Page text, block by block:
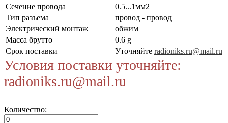
Сечение провода
0.5...1мм2
Тип разъема
провод - провод
Электрический монтаж
обжим
Масса брутто
0.6 g
Срок поставки
Уточняйте radioniks.ru@mail.ru
Условия поставки уточняйте:
radioniks.ru@mail.ru
Количество: